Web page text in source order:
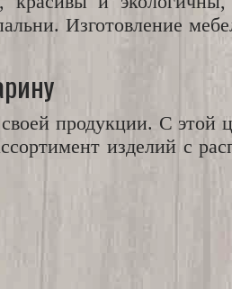
Изготовление
продукции. С этой
изделий с